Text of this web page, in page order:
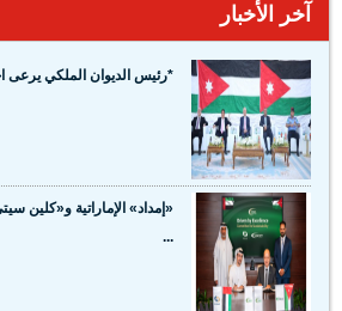
آخر الأخبار
*رئيس الديوان الملكي يرعى
«إمداد» الإماراتية و«كلين
...